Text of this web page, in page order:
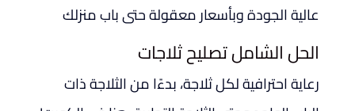
عالية الجودة وبأسعار معقولة حتى باب منزلك
الحل الشامل تصليح ثلاجات
رعاية احترافية لكل ثلاجة، بدءًا من الثلاجة ذات